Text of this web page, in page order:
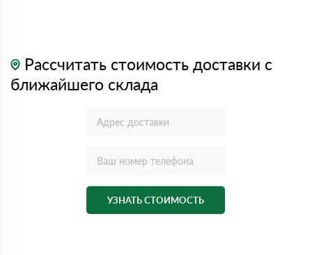
Рассчитать стоимость доставки с
ближайшего склада
УЗНАТЬ СТОИМОСТЬ